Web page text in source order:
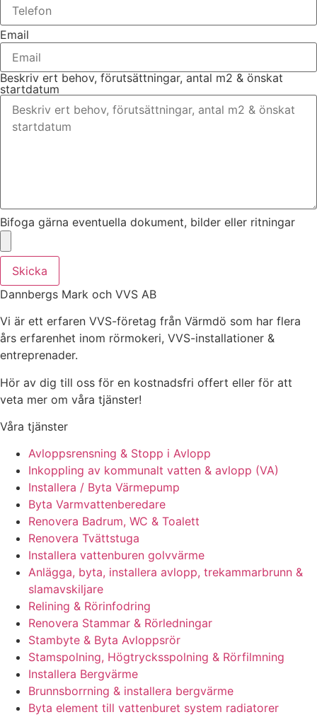
Email
Beskriv ert behov, förutsättningar, antal m2 & önskat
startdatum
Bifoga gärna eventuella dokument, bilder eller ritningar
Skicka
Dannbergs Mark och VVS AB
Vi är ett erfaren VVS-företag från Värmdö som har flera
års erfarenhet inom rörmokeri, VVS-installationer &
entreprenader.
Hör av dig till oss för en kostnadsfri offert eller för att
veta mer om våra tjänster!
Våra tjänster
Avloppsrensning & Stopp i Avlopp
Inkoppling av kommunalt vatten & avlopp (VA)
Installera / Byta Värmepump
Byta Varmvattenberedare
Renovera Badrum, WC & Toalett
Renovera Tvättstuga
Installera vattenburen golvvärme
Anlägga, byta, installera avlopp, trekammarbrunn &
slamavskiljare
Relining & Rörinfodring
Renovera Stammar & Rörledningar
Stambyte & Byta Avloppsrör
Stamspolning, Högtrycksspolning & Rörfilmning
Installera Bergvärme
Brunnsborrning & installera bergvärme
Byta element till vattenburet system radiatorer